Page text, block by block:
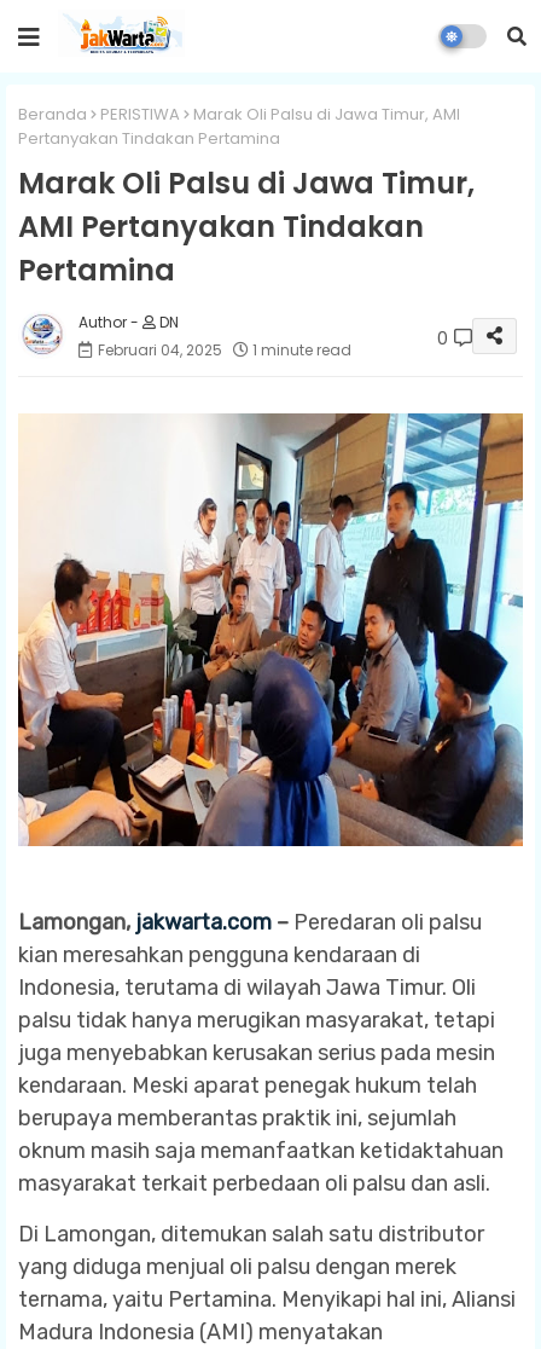
Beranda PERISTIWA
Marak Oli Palsu di Jawa Timur, AMI
Pertanyakan Tindakan Pertamina
Marak Oli Palsu di Jawa Timur,
AMI Pertanyakan Tindakan
Pertamina
DN
Februari 04, 2025
1 minute read 0
Lamongan, jakwarta.com – Peredaran oli palsu
kian meresahkan pengguna kendaraan di
Indonesia, terutama di wilayah Jawa Timur. Oli
palsu tidak hanya merugikan masyarakat, tetapi
juga menyebabkan kerusakan serius pada mesin
kendaraan. Meski aparat penegak hukum telah
berupaya memberantas praktik ini, sejumlah
oknum masih saja memanfaatkan ketidaktahuan
masyarakat terkait perbedaan oli palsu dan asli.
Di Lamongan, ditemukan salah satu distributor
yang diduga menjual oli palsu dengan merek
ternama, yaitu Pertamina. Menyikapi hal ini, Aliansi
Madura Indonesia (AMI) menyatakan